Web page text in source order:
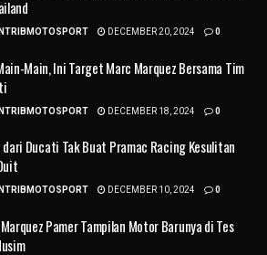
DECEMBER 20, 2024 0
Main, Ini Target Marc Marquez Bersama Tim
DECEMBER 18, 2024 0
dari Ducati Tak Buat Pramac Racing Kesulitan
DECEMBER 10, 2024 0
Pamer Tampilan Motor Barunya di Tes